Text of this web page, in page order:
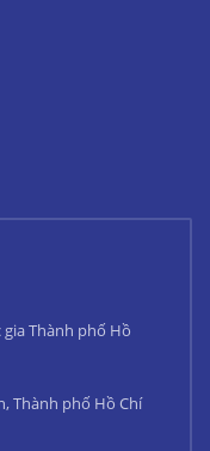
Thành phố Hồ
Thành phố Hồ Chí